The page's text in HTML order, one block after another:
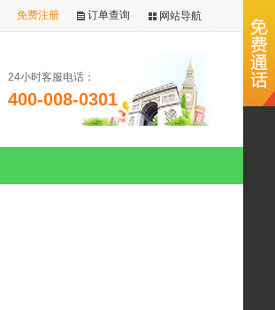
免费注册 订单查询 网站导航
24小时客服电话：
400-008-0301